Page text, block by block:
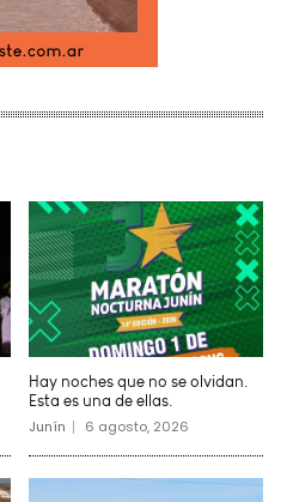
Hay noches que no se olvidan.
Esta es una de ellas.
Junín 6 agosto, 2026